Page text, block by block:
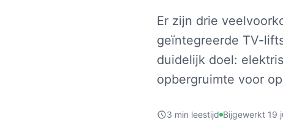
Er zijn drie
geïntegreerde TV-
duidelijk doel:
opbergruimte voor
3 min leestijd Bijgewerkt 19